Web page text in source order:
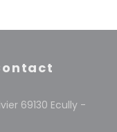
69130 Ecully -